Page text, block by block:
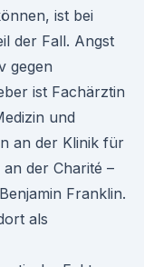
ist bei
der Fall. Angst
gegen
ist Fachärztin
und
an der Klinik für
der Charité –
Franklin.
als